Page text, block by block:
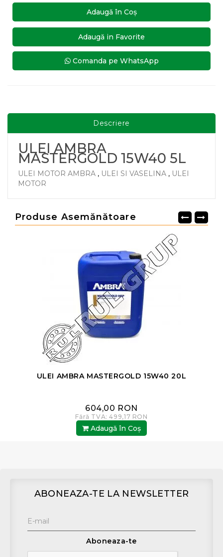
Adaugă în Coş
Adaugă in Favorite
Comanda pe WhatsApp
Descriere
ULEI AMBRA
MASTERGOLD 15W40 5L
ULEI MOTOR AMBRA , ULEI SI VASELINA , ULEI
MOTOR
Produse Asemănătoare
ULEI AMBRA MASTERGOLD 15W40 20L
604,00 RON
Fără TVA: 499,17 RON
Adaugă în Coş
ABONEAZA-TE LA NEWSLETTER
Aboneaza-te